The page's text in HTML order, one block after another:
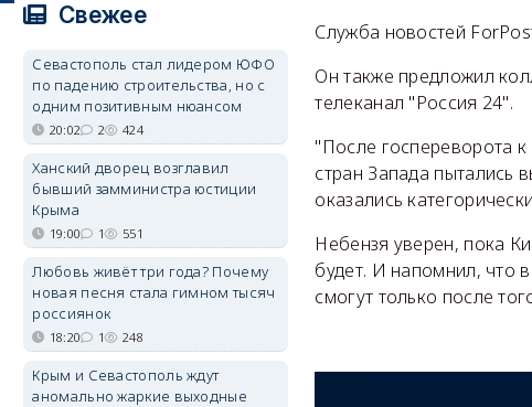
Служба новостей
Он также предложил
телеканал "Россия 24".
"После госпереворота
стран Запада пытались
оказались
Небензя уверен, пока
будет. И напомнил, что
смогут только после
Свежее
Севастополь стал лидером ЮФО
по падению строительства, но с
одним позитивным нюансом
20:02 2 424
Ханский дворец возглавил
бывший замминистра юстиции
Крыма
19:00 1 551
Любовь живёт три года? Почему
новая песня стала гимном тысяч
россиянок
18:20 1 248
Крым и Севастополь ждут
аномально жаркие выходные